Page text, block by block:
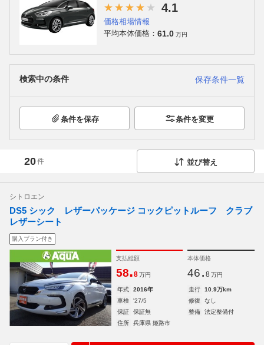
4.1
価格相場情報
平均本体価格： 61.0 万円
検索中の条件 保存条件一覧
条件を保存 条件を変更
20件 並び替え
シトロエン
DS5 シック レザーパッケージ コックピットルーフ クラブ
レザーシート
購入プラン付き
支払総額
58.8 万円
本体価格
46. 8 万円
年式 2016年 走行
10.9万km
車検
'27/5 修復
なし
保証
保証無 整備
法定整備付
住所
兵庫県 姫路市